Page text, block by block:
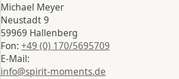
Michael Meyer
Neustadt 9
59969 Hallenberg
Fon: +49 (0) 170/5695709
E-Mail:
info@spirit-moments.de